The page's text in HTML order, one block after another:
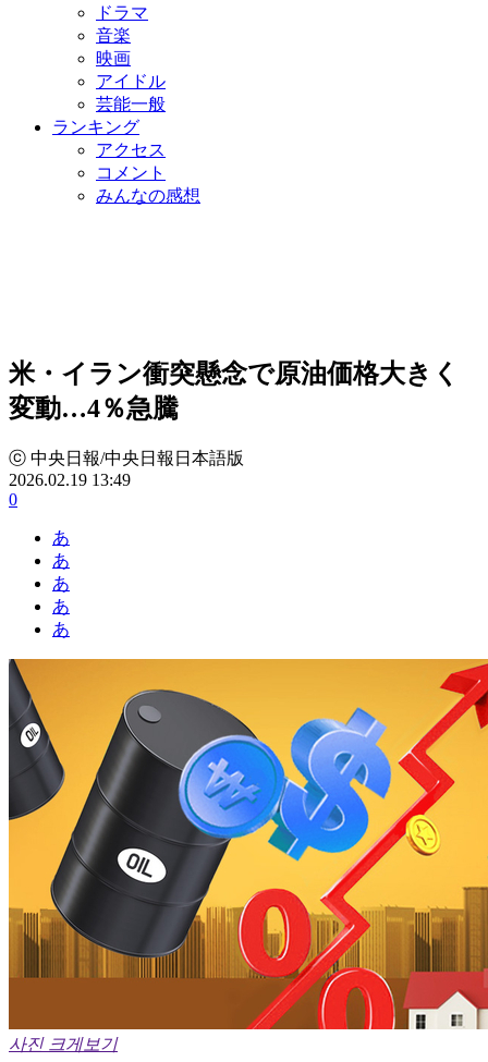
ドラマ
音楽
映画
アイドル
芸能一般
ランキング
アクセス
コメント
みんなの感想
米・イラン衝突懸念で原油価格大きく
変動…4％急騰
ⓒ 中央日報/中央日報日本語版
2026.02.19 13:49
0
あ
あ
あ
あ
あ
사진 크게보기